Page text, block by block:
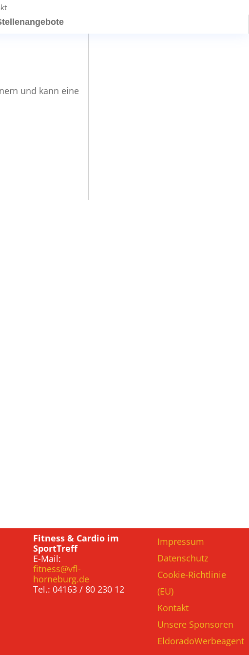
und kann eine
Fitness & Cardio im
SportTreff
E-Mail:
fitness@vfl-
horneburg.de
Tel.: 04163 / 80 230 12
Impressum
Datenschutz
Cookie-Richtlinie
(EU)
Kontakt
Unsere Sponsoren
EldoradoWerbeagent